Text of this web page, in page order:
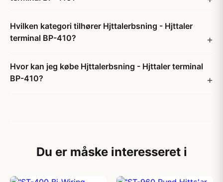
Hvilken kategori tilhører Hjttalerbsning - Hjttaler
terminal BP-410?
Hvor kan jeg købe Hjttalerbsning - Hjttaler terminal
BP-410?
Du er måske interesseret i